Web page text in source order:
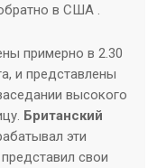
в США .
примерно в 2.30
и представлены
высокого
Британский
эти
свои